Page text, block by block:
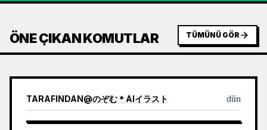
ÖNE ÇIKAN KOMUTLAR TÜMÜNÜ GÖR
TARAFINDAN@のぞむ＊AIイラスト dün